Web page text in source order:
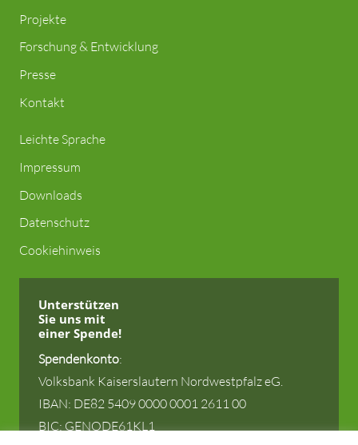
Projekte
Forschung & Entwicklung
Presse
Kontakt
Leichte Sprache
Impressum
Downloads
Datenschutz
Cookiehinweis
Unterstützen
Sie uns mit
einer Spende!
Spendenkonto:
Volksbank Kaiserslautern Nordwestpfalz eG.
IBAN: DE82 5409 0000 0001 2611 00
BIC: GENODE61KL1